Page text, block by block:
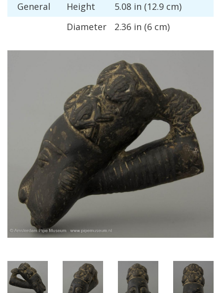
General
Height 5.08 in (12.9 cm)
Diameter
2.36 in (6 cm)